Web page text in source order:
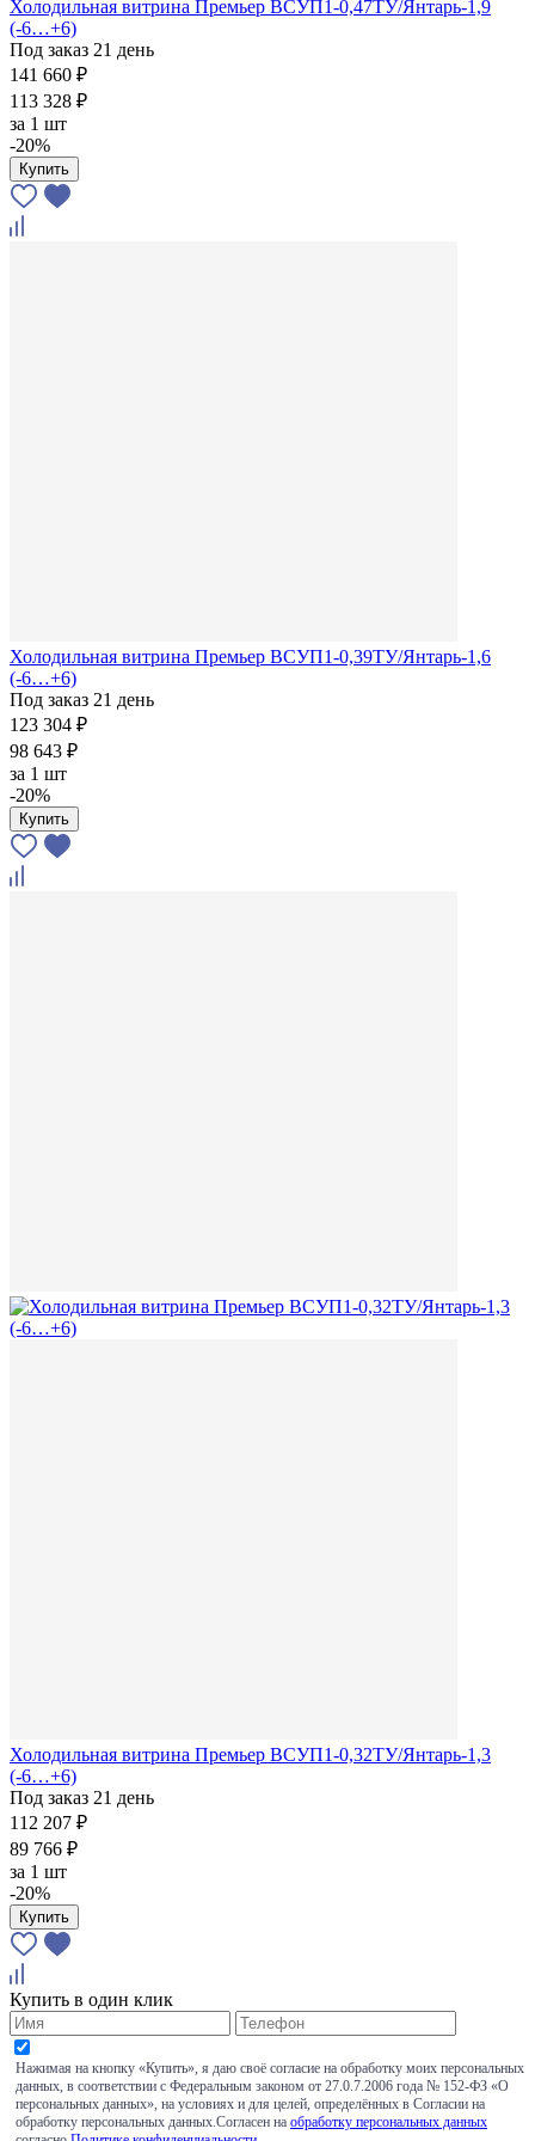
Холодильная витрина Премьер ВСУП1-0,47ТУ/Янтарь-1,9
(-6…+6)
Под заказ 21 день
141 660 ₽
113 328 ₽
за 1 шт
-20%
Купить
Холодильная витрина Премьер ВСУП1-0,39ТУ/Янтарь-1,6
(-6…+6)
Под заказ 21 день
123 304 ₽
98 643 ₽
за 1 шт
-20%
Купить
Холодильная витрина Премьер ВСУП1-0,32ТУ/Янтарь-1,3
(-6…+6)
Под заказ 21 день
112 207 ₽
89 766 ₽
за 1 шт
-20%
Купить
Купить в один клик
Нажимая на кнопку «Купить», я даю своё согласие на обработку моих персональных
данных, в соответствии с Федеральным законом от 27.0.7.2006 года № 152-ФЗ «О
персональных данных», на условиях и для целей, определённых в Согласии на
обработку персональных данных.Согласен на обработку персональных данных